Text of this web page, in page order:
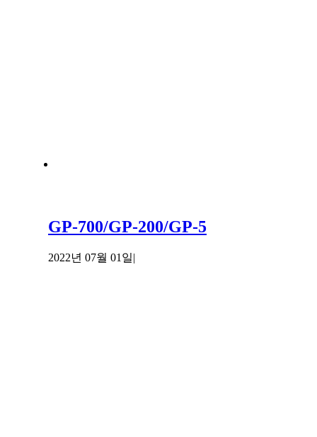
GP-700/GP-200/GP-5
2022년 07월 01일|